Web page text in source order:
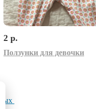
2 р.
Ползунки для девочки